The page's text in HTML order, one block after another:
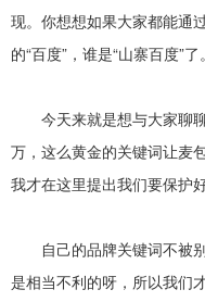
现。你想想如果大家都能通
的“百度”，谁是“山寨百度”了。
今天来就是想与大家聊聊
万，这么黄金的关键词让麦
我才在这里提出我们要保护
自己的品牌关键词不被别
是相当不利的呀，所以我们